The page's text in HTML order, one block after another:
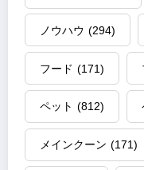
ノウハウ (294)
フード (171)
ペット (812)
メインクーン (171)